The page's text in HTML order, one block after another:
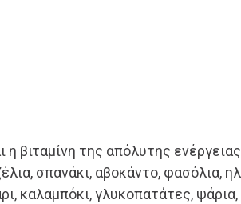
η βιταμίνη της απόλυτης
σπανάκι, αβοκάντο, φασόλια,
καλαμπόκι, γλυκοπατάτες,